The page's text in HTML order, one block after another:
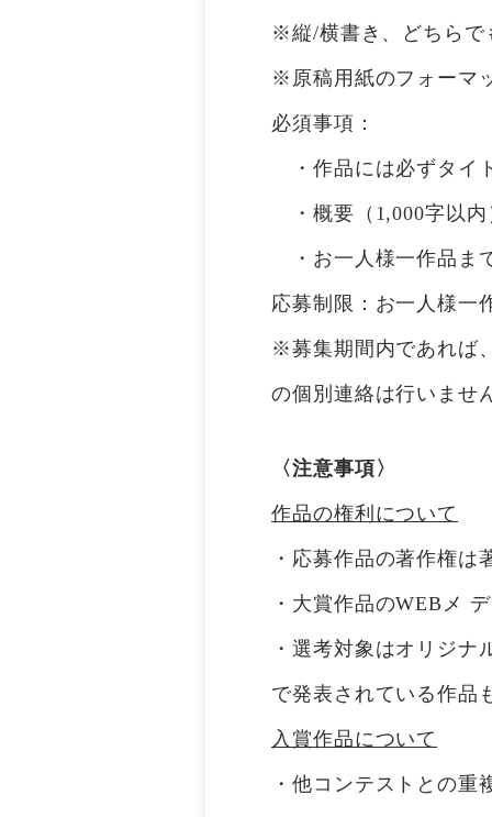
※縦/横書き、どちらで
※原稿用紙のフォーマ
必須事項：
・作品には必ずタイ
・概要（1,000字以内
・お一人様一作品ま
応募制限：お一人様一
※募集期間内であれば
の個別連絡は行いませ
〈注意事項〉
作品の権利について
・応募作品の著作権は
・大賞作品のWEBメ
・選考対象はオリジ
で発表されている作品
入賞作品について
・他コンテストとの